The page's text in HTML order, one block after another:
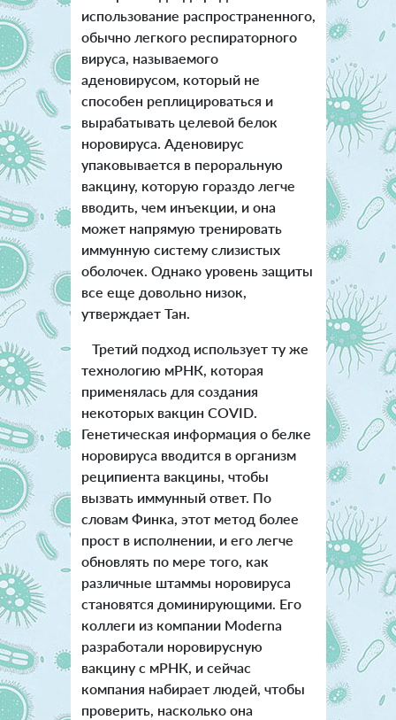
использование распространенного,
обычно легкого респираторного
вируса, называемого
аденовирусом, который не
способен реплицироваться и
вырабатывать целевой белок
норовируса. Аденовирус
упаковывается в пероральную
вакцину, которую гораздо легче
вводить, чем инъекции, и она
может напрямую тренировать
иммунную систему слизистых
оболочек. Однако уровень защиты
все еще довольно низок,
утверждает Тан.
Третий подход использует ту же
технологию мРНК, которая
применялась для создания
некоторых вакцин COVID.
Генетическая информация о белке
норовируса вводится в организм
реципиента вакцины, чтобы
вызвать иммунный ответ. По
словам Финка, этот метод более
прост в исполнении, и его легче
обновлять по мере того, как
различные штаммы норовируса
становятся доминирующими. Его
коллеги из компании Moderna
разработали норовирусную
вакцину с мРНК, и сейчас
компания набирает людей, чтобы
проверить, насколько она